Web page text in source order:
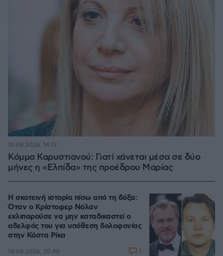
Κόμμα Καρυστιανού: Γιατί χάνεται μέσα σε δύο
μήνες η «Ελπίδα» της προέδρου Μαρίας
10.08.2026, 14:19
Η σκοτεινή ιστορία πίσω από τη δόξα:
Όταν ο Κρίστοφερ Νόλαν
εκλιπαρούσε να μην καταδικαστεί ο
αδελφός του για υπόθεση δολοφονίας
στην Κόστα Ρίκα
10.08.2026, 20:48 1